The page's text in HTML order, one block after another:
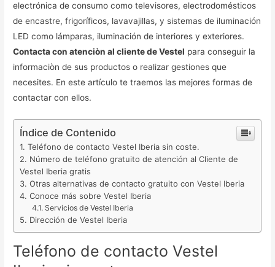
electrónica de consumo como televisores, electrodomésticos
de encastre, frigoríficos, lavavajillas, y sistemas de iluminación
LED como lámparas, iluminación de interiores y exteriores.
Contacta con atenciòn al cliente de Vestel para conseguir la
informaciòn de sus productos o realizar gestiones que
necesites. En este artículo te traemos las mejores formas de
contactar con ellos.
Índice de Contenido
Teléfono de contacto Vestel Iberia sin coste.
Número de teléfono gratuito de atención al Cliente de
Vestel Iberia gratis
Otras alternativas de contacto gratuito con Vestel Iberia
Conoce más sobre Vestel Iberia
Servicios de Vestel Iberia
Dirección de Vestel Iberia
Teléfono de contacto Vestel